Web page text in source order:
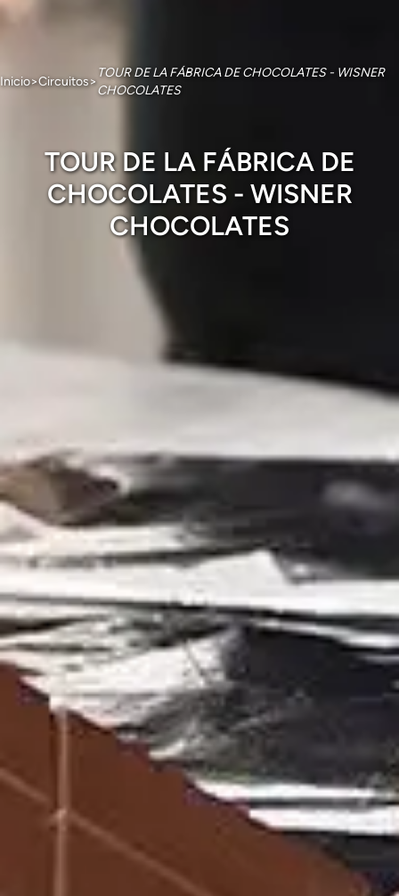
Inicio>Circuitos>
TOUR DE LA FÁBRICA DE CHOCOLATES - WISNER
CHOCOLATES
TOUR DE LA FÁBRICA DE
CHOCOLATES - WISNER
CHOCOLATES